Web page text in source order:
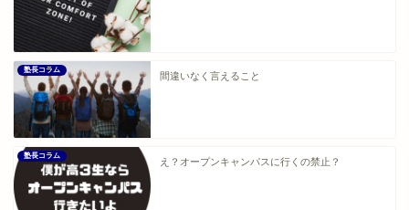
塾長コラム
間違いなく言えること
塾長コラム
え？オープンキャンパスに行くの禁止？